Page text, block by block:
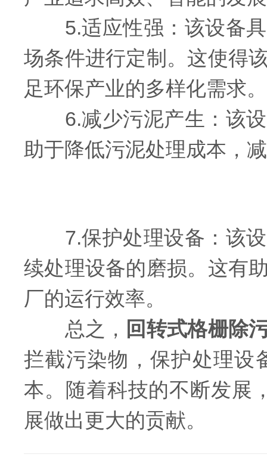
5.适应性强：该设备具
场条件进行定制。这使得
足环保产业的多样化需求。
6.减少污泥产生：该设
助于降低污泥处理成本，
7.保护处理设备：该设
续处理设备的磨损。这有
厂的运行效率。
总之， 回转式格栅除
拦截污染物，保护处理设
本。随着科技的不断发展
展做出更大的贡献。